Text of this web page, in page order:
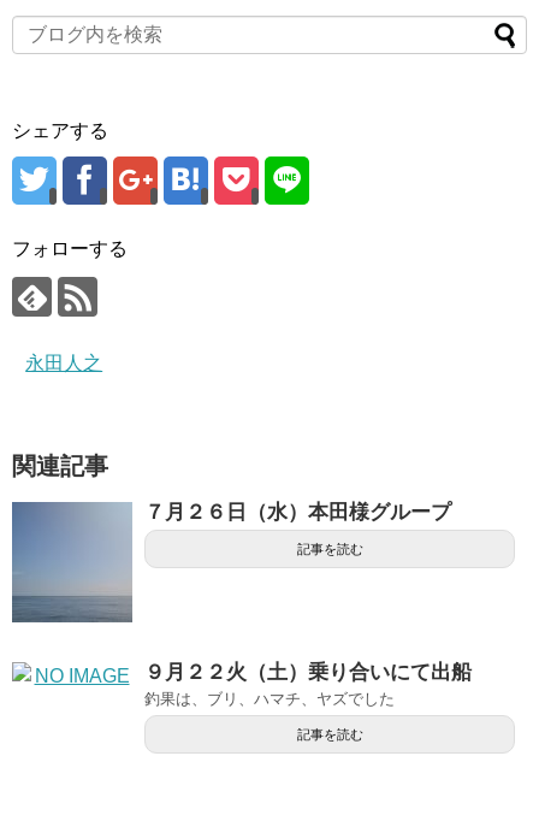
シェアする
フォローする
永田人之
関連記事
７月２６日（水）本田様グループ
記事を読む
９月２２火（土）乗り合いにて出船
釣果は、ブリ、ハマチ、ヤズでした
記事を読む